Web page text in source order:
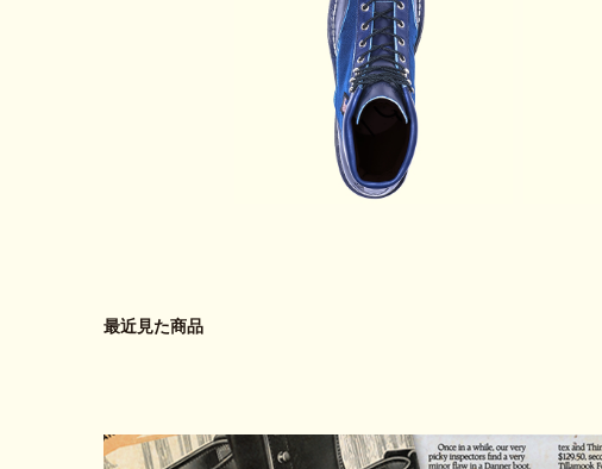
最近見た商品